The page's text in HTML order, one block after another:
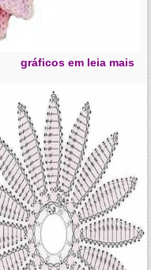
gráficos em leia mais